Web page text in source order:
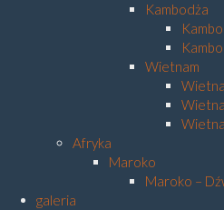
Kambodża
Wietnam
Afryka
Maroko
Maroko –
galeria